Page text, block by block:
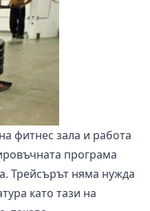
фитнес зала и работа
програма
Трейсърът няма нужда
като тази на